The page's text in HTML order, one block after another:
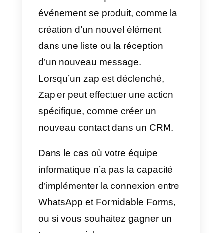
concevoir un formulaire dans
Formidable Forms dans lequel la
première question demande le
nom du contact et la deuxième
question demande son numéro
de téléphone.
Supposons que nous voulions
envoyer ce modèle de message
WhatsApp.
Bonjour {{1}}, merci d’avoir
rempli ce formulaire, notre